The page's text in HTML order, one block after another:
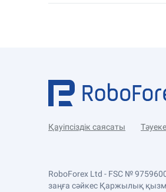
Қауіпсіздік саясаты
RoboForex Ltd - FSC №
заңға сәйкес Қаржылық